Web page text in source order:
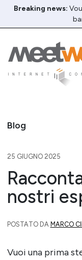
Breaking news:
Blog
25 GIUGNO 2025
nostri
POSTATO DA MARCO
Vuoi una prima